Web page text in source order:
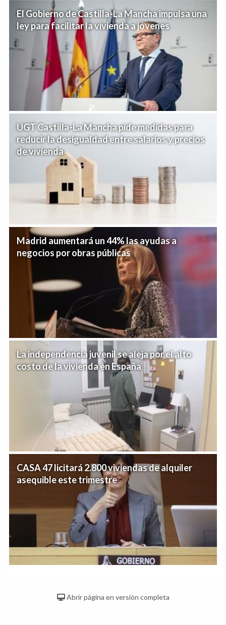
El Gobierno de Castilla-La Mancha impulsa una
ley para facilitar la vivienda a jóvenes
UGT Castilla-La Mancha pide medidas para
reducir la desigualdad entre salarios y precios
de vivienda
Madrid aumentará un 44% las ayudas a
negocios por obras públicas
La independencia juvenil se aleja por el alto
costo de la vivienda en España
CASA 47 licitará 2.800 viviendas de alquiler
asequible este trimestre
Abrir página en versión completa